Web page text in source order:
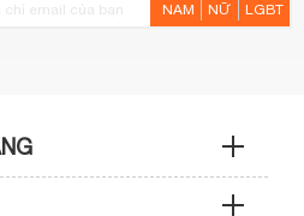
NAM NỮ LGBT
109 009